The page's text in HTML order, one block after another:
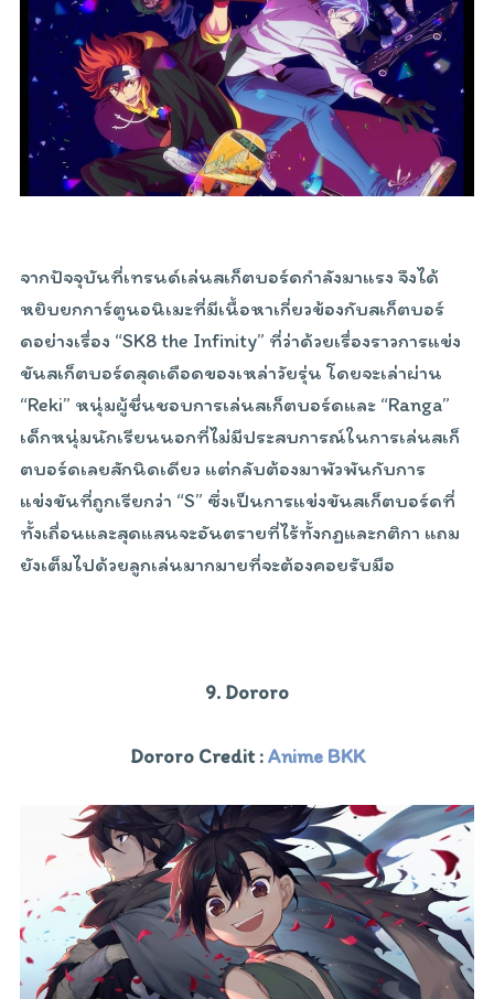
จากปัจจุบันที่เทรนด์เล่นสเก็ตบอร์ดกำลังมาแรง จึงได้
หยิบยกการ์ตูนอนิเมะที่มีเนื้อหาเกี่ยวข้องกับสเก็ตบอร์
ดอย่างเรื่อง “SK8 the Infinity” ที่ว่าด้วยเรื่องราวการแข่ง
ขันสเก็ตบอร์ดสุดเดือดของเหล่าวัยรุ่น โดยจะเล่าผ่าน
“Reki” หนุ่มผู้ชื่นชอบการเล่นสเก็ตบอร์ดและ “Ranga”
เด็กหนุ่มนักเรียนนอกที่ไม่มีประสบการณ์ในการเล่นสเก็
ตบอร์ดเลยสักนิดเดียว แต่กลับต้องมาพัวพันกับการ
แข่งขันที่ถูกเรียกว่า “S” ซึ่งเป็นการแข่งขันสเก็ตบอร์ดที่
ทั้งเถื่อนและสุดแสนจะอันตรายที่ไร้ทั้งกฏและกติกา แถม
ยังเต็มไปด้วยลูกเล่นมากมายที่จะต้องคอยรับมือ
9. Dororo
Dororo Credit :Anime BKK